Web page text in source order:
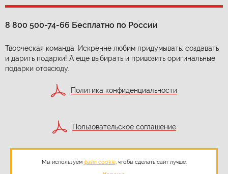
8 800 500-74-66 Бесплатно по России
Творческая команда. Искренне любим придумывать, создавать
и дарить подарки! А еще выбирать и привозить оригинальные
подарки отовсюду.
Политика конфиденциальности
Пользовательское соглашение
Согласие на обработку персональных данных
Мы используем файл cookie, чтобы сделать сайт лучше.